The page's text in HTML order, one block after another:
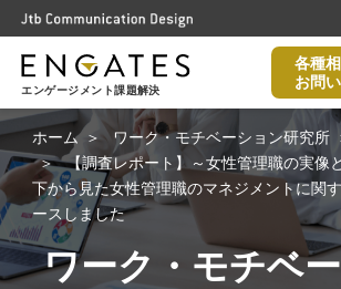
エンゲージメント課題解決
各種相
お問
ホーム ワーク・モチベーション研究所
【調査レポート】～女性管理職の実像
下から見た女性管理職のマネジメントに関
ースしました
ワーク・モチベ